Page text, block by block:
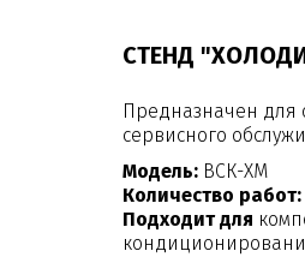
СТЕНД
Предназначен для
сервисного
Модель: ВСК-ХМ
Количество работ:
Подходит для